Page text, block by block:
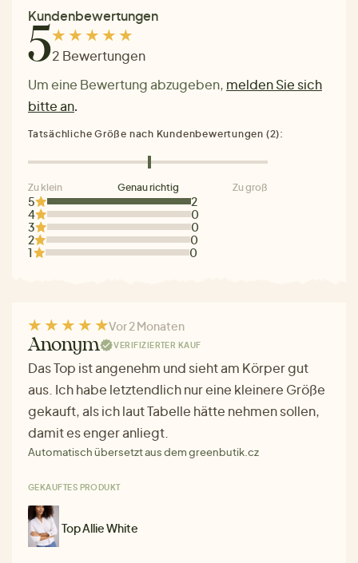
Kundenbewertungen
52 Bewertungen
Um eine Bewertung abzugeben, melden Sie sich
bitte an.
5
2
4
0
3
0
2
0
1
0
Tatsächliche Größe nach Kundenbewertungen (2):
Zu klein Genau richtig Zu groß
Vor 2 Monaten
Anonym VERIFIZIERTER KAUF
Das Top ist angenehm und sieht am Körper gut
aus. Ich habe letztendlich nur eine kleinere Größe
gekauft, als ich laut Tabelle hätte nehmen sollen,
damit es enger anliegt.
Automatisch übersetzt aus dem greenbutik.cz
GEKAUFTES PRODUKT
Top Allie White